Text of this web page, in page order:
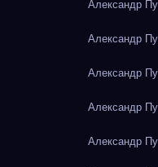
Александр
Александр
Александр
Александр
Александр